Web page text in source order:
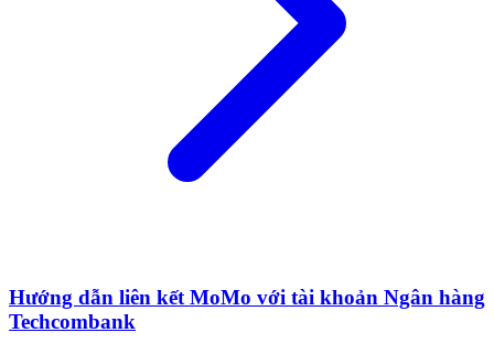
Hướng dẫn liên kết MoMo với tài khoản Ngân hàng
Techcombank